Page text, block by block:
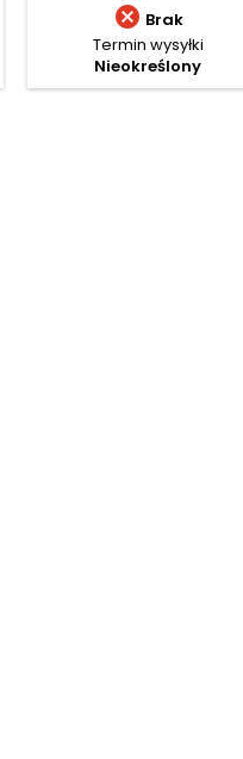
 Brak
Termin wysyłki
Nieokreślony